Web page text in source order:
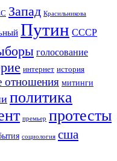
Запад Красильникова
Путин СССР
голосование
интернет история
отношения митинги
политика
премьер протесты
социология сша